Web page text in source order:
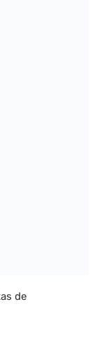
de